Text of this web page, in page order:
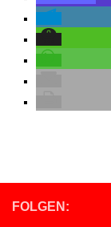
FOLGEN: